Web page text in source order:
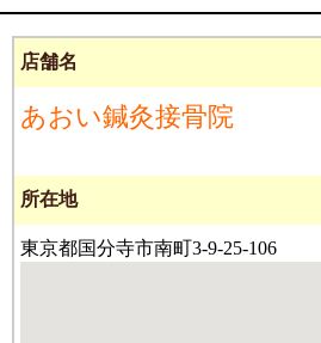
店舗名
あおい鍼灸接骨院
所在地
東京都国分寺市南町3-9-25-106